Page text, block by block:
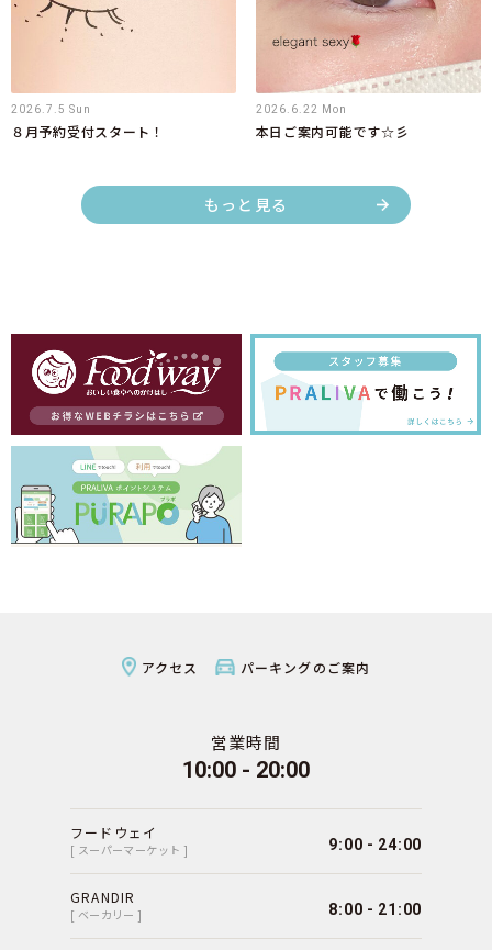
2026.7.5 Sun
８月予約受付スタート！
2026.6.22 Mon
本日ご案内可能です☆彡
もっと見る
アクセス パーキングのご案内
営業時間
10:00 - 20:00
フードウェイ
[ スーパーマーケット ] 9:00 - 24:00
GRANDIR
[ ベーカリー ] 8:00 - 21:00